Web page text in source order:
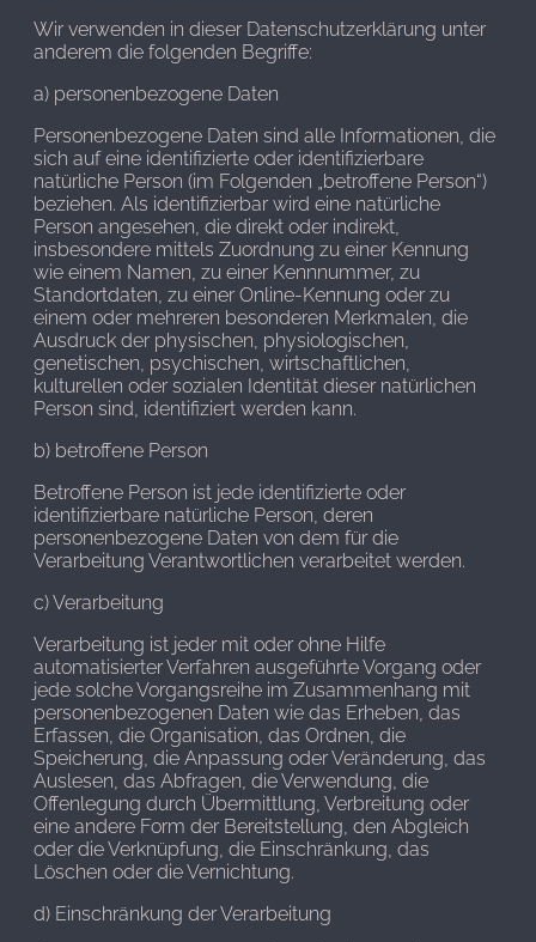
Wir verwenden in dieser Datenschutzerklärung unter
anderem die folgenden Begriffe:
a) personenbezogene Daten
Personenbezogene Daten sind alle Informationen, die
sich auf eine identifizierte oder identifizierbare
natürliche Person (im Folgenden „betroffene Person“)
beziehen. Als identifizierbar wird eine natürliche
Person angesehen, die direkt oder indirekt,
insbesondere mittels Zuordnung zu einer Kennung
wie einem Namen, zu einer Kennnummer, zu
Standortdaten, zu einer Online-Kennung oder zu
einem oder mehreren besonderen Merkmalen, die
Ausdruck der physischen, physiologischen,
genetischen, psychischen, wirtschaftlichen,
kulturellen oder sozialen Identität dieser natürlichen
Person sind, identifiziert werden kann.
b) betroffene Person
Betroffene Person ist jede identifizierte oder
identifizierbare natürliche Person, deren
personenbezogene Daten von dem für die
Verarbeitung Verantwortlichen verarbeitet werden.
c) Verarbeitung
Verarbeitung ist jeder mit oder ohne Hilfe
automatisierter Verfahren ausgeführte Vorgang oder
jede solche Vorgangsreihe im Zusammenhang mit
personenbezogenen Daten wie das Erheben, das
Erfassen, die Organisation, das Ordnen, die
Speicherung, die Anpassung oder Veränderung, das
Auslesen, das Abfragen, die Verwendung, die
Offenlegung durch Übermittlung, Verbreitung oder
eine andere Form der Bereitstellung, den Abgleich
oder die Verknüpfung, die Einschränkung, das
Löschen oder die Vernichtung.
d) Einschränkung der Verarbeitung